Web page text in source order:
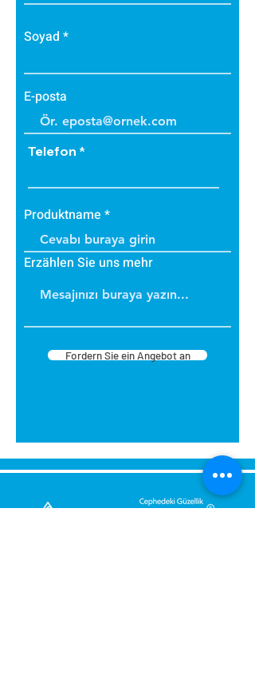
Soyad
E-posta
Telefon
Produktname
Erzählen Sie uns mehr
Fordern Sie ein Angebot an